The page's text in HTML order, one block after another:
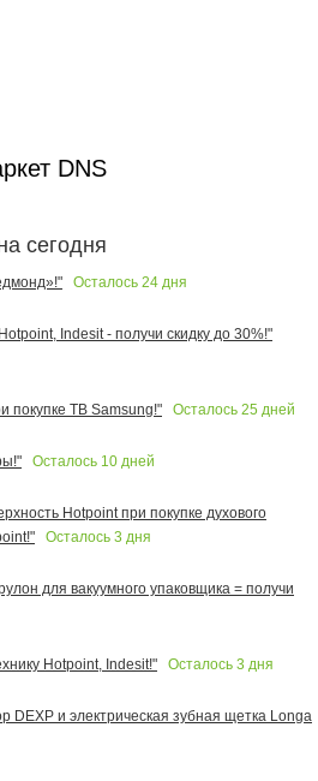
DNS
сегодня
Осталось 24 дня
Indesit - получи скидку до 30%!"
покупке ТВ Samsung!"
Осталось 25 дней
Осталось 10 дней
Hotpoint при покупке духового
Осталось 3 дня
для вакуумного упаковщика = получи
Hotpoint, Indesit!"
Осталось 3 дня
DEXP и электрическая зубная щетка Longa